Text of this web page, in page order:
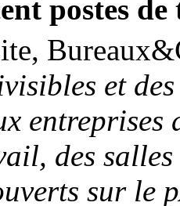
postes
et
des
sur le